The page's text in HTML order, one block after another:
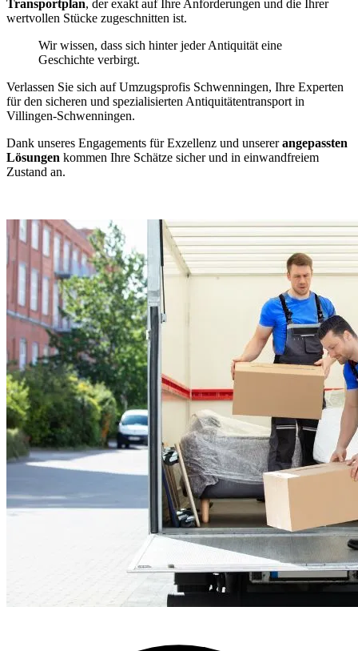
Transportplan, der exakt auf Ihre Anforderungen und die Ihrer
wertvollen Stücke zugeschnitten ist.
Wir wissen, dass sich hinter jeder Antiquität eine
Geschichte verbirgt.
Verlassen Sie sich auf Umzugsprofis Schwenningen, Ihre Experten
für den sicheren und spezialisierten Antiquitätentransport in
Villingen-Schwenningen.
Dank unseres Engagements für Exzellenz und unsererangepassten
Lösungen kommen Ihre Schätze sicher und in einwandfreiem
Zustand an.